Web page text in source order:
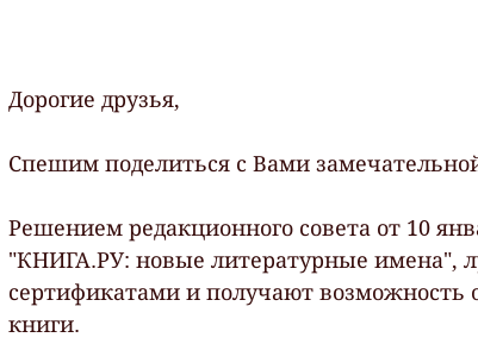
Дорогие друзья,
Спешим поделиться с Вами
Решением редакционного совета от 10
"КНИГА.РУ: новые литературные имена",
сертификатами и получают возможность
книги.